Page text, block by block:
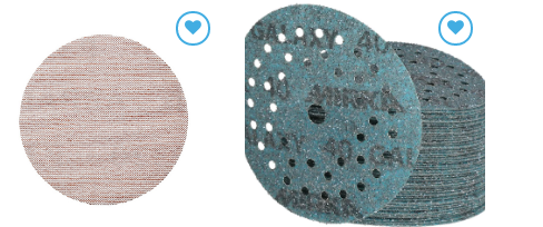
useampi
muunnelma.
Voit
tehdä
valinnat
tuotteen
sivulla.
useampi
muunnelma.
Voit
tehdä
valinnat
tuotteen
sivulla.